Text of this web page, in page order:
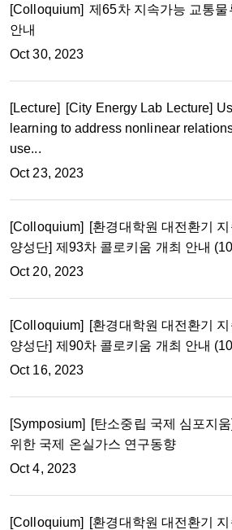
[Colloquium] 제65차 지속가능 교통물
안내
Oct 30, 2023
[Lecture]
[City Energy Lab Lecture]
learning to address nonlinear
use...
Oct 23, 2023
[Colloquium]
[환경대학원 대전환기
양성단] 제93차 콜로키움 개최 안내
Oct 20, 2023
[Colloquium]
[환경대학원 대전환기
양성단] 제90차 콜로키움 개최 안내
Oct 16, 2023
[Symposium]
[탄소중립 국제 심포지
위한 국제 온실가스 연구동향
Oct 4, 2023
[Colloquium]
[환경대학원 대전환기